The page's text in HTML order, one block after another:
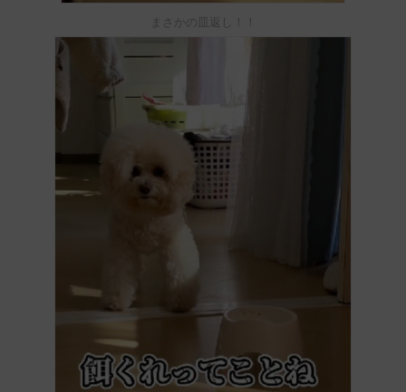
まさかの皿返し！！